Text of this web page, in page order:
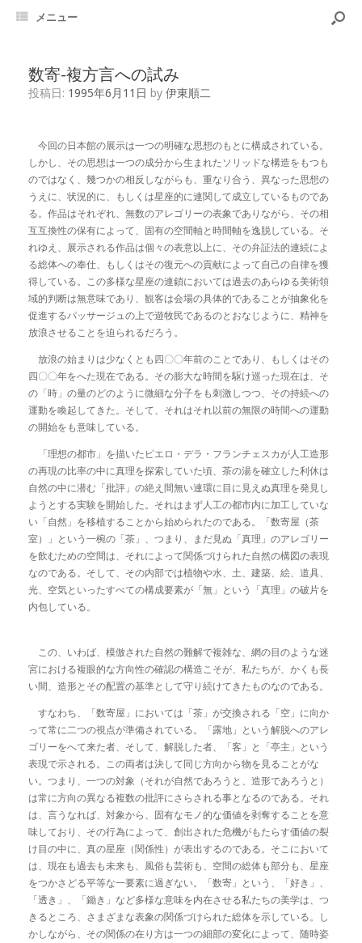
メニュー
数寄-複方言への試み
投稿日: 1995年6月11日 by 伊東順二
今回の日本館の展示は一つの明確な思想のもとに構成されている。
しかし、その思想は一つの成分から生まれたソリッドな構造をもつも
のではなく、幾つかの相反しながらも、重なり合う、異なった思想の
うえに、状況的に、もしくは星座的に連関して成立しているものであ
る。作品はそれぞれ、無数のアレゴリーの表象でありながら、その相
互互換性の保有によって、固有の空間軸と時間軸を逸脱している。そ
れゆえ、展示される作品は個々の表意以上に、その弁証法的連続によ
る総体への奉仕、もしくはその復元への貢献によって自己の自律を獲
得している。この多様な星座の連鎖においては過去のあらゆる美術領
域的判断は無意味であり、観客は会場の具体的であることが抽象化を
促進するパッサージュの上で遊牧民であるのとおなじように、精神を
放浪させることを迫られるだろう。
放浪の始まりは少なくとも四〇〇年前のことであり、もしくはその
四〇〇年をへた現在である。その膨大な時間を駆け巡った現在は、そ
の「時」の量のどのように微細な分子をも刺激しつつ、その持続への
運動を喚起してきた。そして、それはそれ以前の無限の時間への運動
の開始をも意味している。
「理想の都市」を描いたピエロ・デラ・フランチェスカが人工造形
の再現の比率の中に真理を探索していた頃、茶の湯を確立した利休は
自然の中に潜む「批評」の絶え間無い連環に目に見えぬ真理を発見し
ようとする実験を開始した。それはまず人工の都市内に加工していな
い「自然」を移植することから始められたのである。「数寄屋（茶
室）」という一椀の「茶」、つまり、まだ見ぬ「真理」のアレゴリー
を飲むための空間は、それによって関係づけられた自然の構図の表現
なのである。そして、その内部では植物や水、土、建築、絵、道具、
光、空気といったすべての構成要素が「無」という「真理」の破片を
内包している。
この、いわば、模倣された自然の難解で複雑な、網の目のような迷
宮における複眼的な方向性の確認の構造こそが、私たちが、かくも長
い間、造形とその配置の基準として守り続けてきたものなのである。
すなわち、「数寄屋」においては「茶」が交換される「空」に向か
って常に二つの視点が準備されている。「露地」という解脱へのアレ
ゴリーをへて来た者、そして、解脱した者、「客」と「亭主」という
表現で示される。この両者は決して同じ方向から物を見ることがな
い。つまり、一つの対象（それが自然であろうと、造形であろうと）
は常に方向の異なる複数の批評にさらされる事となるのである。それ
は、言うなれば、対象から、固有なモノ的な価値を剥奪することを意
味しており、その行為によって、創出された危機がもたらす価値の裂
け目の中に、真の星座（関係性）が表出するのである。そこにおいて
は、現在も過去も未来も、風俗も芸術も、空間の総体も部分も、星座
をつかさどる平等な一要素に過ぎない。「数寄」という、「好き」、
「透き」、「鋤き」など多様な意味を内在させる私たちの美学は、つ
きるところ、さまざまな表象の関係づけられた総体を示している。し
かしながら、その関係の在り方は一つの細部の変化によって、随時姿